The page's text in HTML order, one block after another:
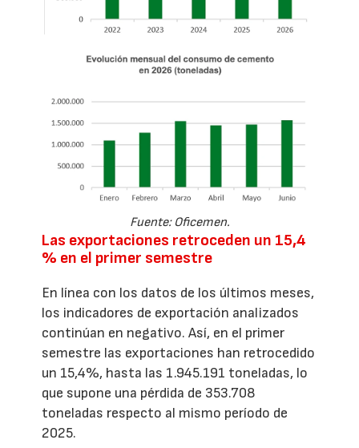
Fuente: Oficemen.
Las exportaciones retroceden un 15,4
% en el primer semestre
En línea con los datos de los últimos meses,
los indicadores de exportación analizados
continúan en negativo. Así, en el primer
semestre las exportaciones han retrocedido
un 15,4%, hasta las 1.945.191 toneladas, lo
que supone una pérdida de 353.708
toneladas respecto al mismo período de
2025.